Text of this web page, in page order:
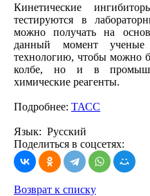
Кинетические
тестируются в
можно получать на
данный момент ученые
технологию, чтобы можно
колбе, но и в
химические реагенты.
Подробнее: ТАСС
Язык: Русский
Поделиться в соцсетях:
Возврат к списку